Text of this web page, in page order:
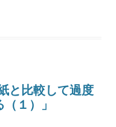
と比較して過度
１）」